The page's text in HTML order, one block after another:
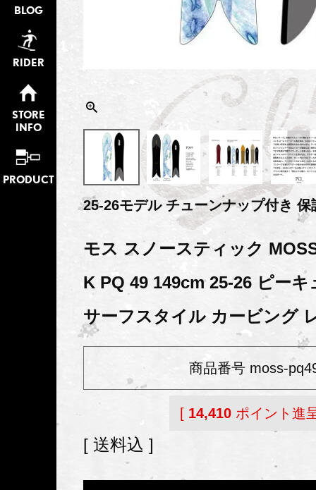
BLOG
RIDER
STORE
INFO
PRODUCT
25-26モデル チューンナップ付き
モス スノースティック
K PQ 49 149cm 25-26 ピー
サーフスタイル カービング
商品番号 moss-
[ 14,410 ポイント進
送料込